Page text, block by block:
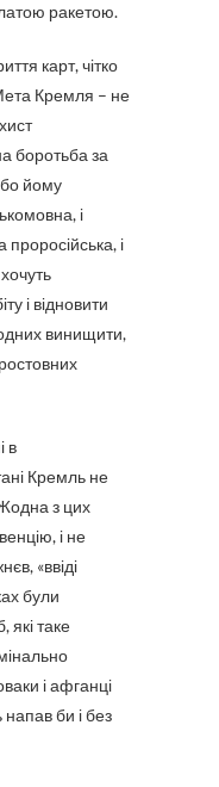
ракетою.
карт, чітко
Кремля – не
боротьба за
йому
і
і
і відновити
винищити,
в
Кремль не
з цих
і не
«ввіді
були
які таке
і афганці
би і без